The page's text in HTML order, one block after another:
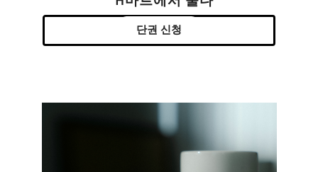
단권 신청